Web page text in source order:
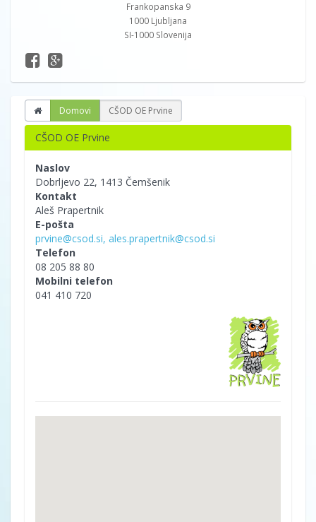
Frankopanska 9
1000 Ljubljana
SI-1000 Slovenija
Domovi CŠOD OE Prvine
CŠOD OE Prvine
Naslov
Dobrljevo 22, 1413 Čemšenik
Kontakt
Aleš Prapertnik
E-pošta
prvine@csod.si, ales.prapertnik@csod.si
Telefon
08 205 88 80
Mobilni telefon
041 410 720